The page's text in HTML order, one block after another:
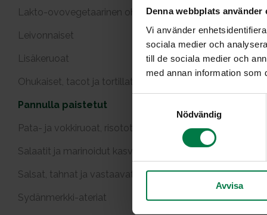
Denna webbplats använder
Vi använder
sociala medier och
till de sociala medier och
med annan information som
m
c
Nödvändig
Avvisa
Lakto-ovovegetaarinen ohjeet
Leivonnaiset
Lisäkeruoat
Ohukaiset, tacot ja tortillat
Pannulla paistetut
Pata- ja vokkiruoat, risotot
Salaatit ja marinoidut kasvikset
Salsat, tahnat ja vastaavat
Sydänmerkki-ateriat